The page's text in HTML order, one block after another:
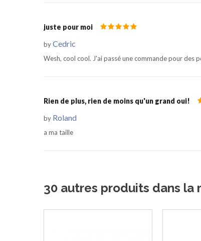
juste pour moi
byCedric
Wesh, cool cool. J'ai passé une commande pour des
Rien de plus, rien de moins qu'un grand oui!
by Roland
a ma taille
30 autres produits dans la